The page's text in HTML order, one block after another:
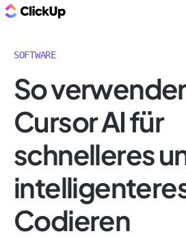
SOFTWARE
So
Cursor AI für
schnelleres
Codieren